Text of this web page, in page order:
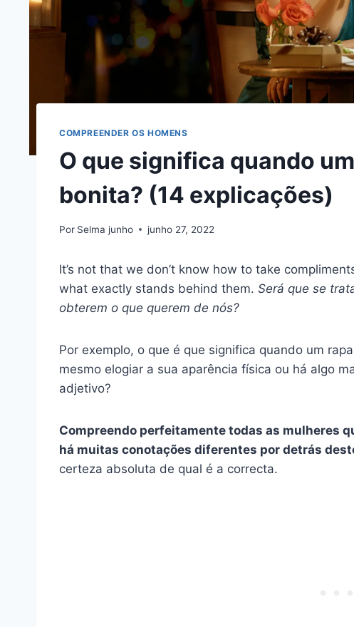
COMPREENDER OS HOMENS
O que significa quando
bonita? (14 explicações)
Por Selma junho junho 27, 2022
It’s not that we don’t know how to take
what exactly stands behind them. Será que se
obterem o que querem de nós?
Por exemplo, o que é que significa quando um
mesmo elogiar a sua aparência física ou há algo
adjetivo?
Compreendo perfeitamente todas as mulheres
há muitas conotações diferentes por detrás
certeza absoluta de qual é a correcta.